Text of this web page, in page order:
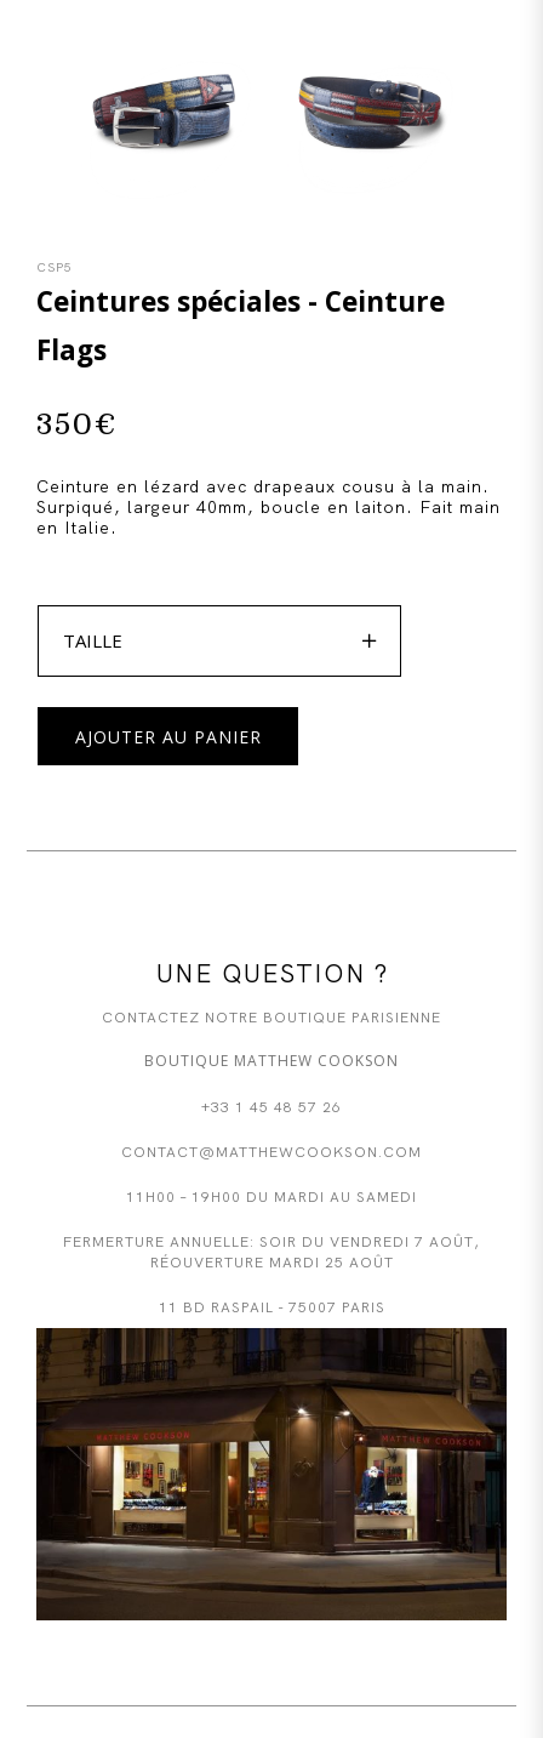
CSP5
Ceintures spéciales - Ceinture
Flags
350€
Ceinture en lézard avec drapeaux cousu à la main.
Surpiqué, largeur 40mm, boucle en laiton. Fait main
en Italie.
TAILLE
AJOUTER AU PANIER
UNE QUESTION ?
CONTACTEZ NOTRE BOUTIQUE PARISIENNE
BOUTIQUE MATTHEW COOKSON
+33 1 45 48 57 26
CONTACT@MATTHEWCOOKSON.COM
11H00 – 19H00 DU MARDI AU SAMEDI
FERMERTURE ANNUELLE: SOIR DU VENDREDI 7 AOÛT,
RÉOUVERTURE MARDI 25 AOÛT
11 BD RASPAIL - 75007 PARIS